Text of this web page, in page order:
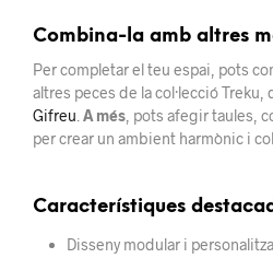
Combina-la amb altres
Per completar el teu espai, pots
altres peces de la col·lecció
Gifreu A més , pots afegir taules,
per crear un ambient harmònic i
Característiques
Disseny modular i